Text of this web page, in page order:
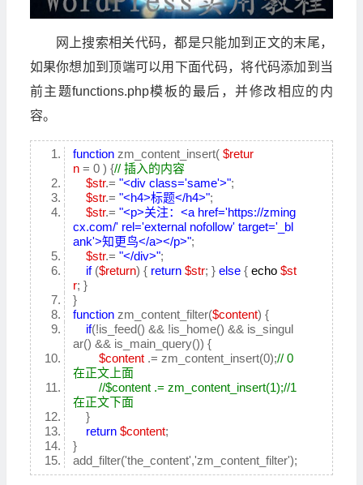
网上搜索相关代码，都是只能加到正文的末尾，
如果你想加到顶端可以用下面代码，将代码添加到当
前主题functions.php模板的最后，并修改相应的内
容。
functionzm_content_insert( $retur
n= 0 ) {// 插入的内容
$str.= "<div class='same'>";
$str.= "<h4>标题</h4>";
$str.= "<p>关注：<a href='https://zming
cx.com/' rel='external nofollow' target='_bl
ank'>知更鸟</a></p>";
$str.= "</div>";
if($return) { return $str; } else{ echo $st
r; }
}
functionzm_content_filter($content) {
if(!is_feed() && !is_home() && is_singul
ar() && is_main_query()) {
$content.= zm_content_insert(0);// 0
在正文上面
//$content .= zm_content_insert(1);//1
在正文下面
}
return $content;
}
add_filter('the_content','zm_content_filter');